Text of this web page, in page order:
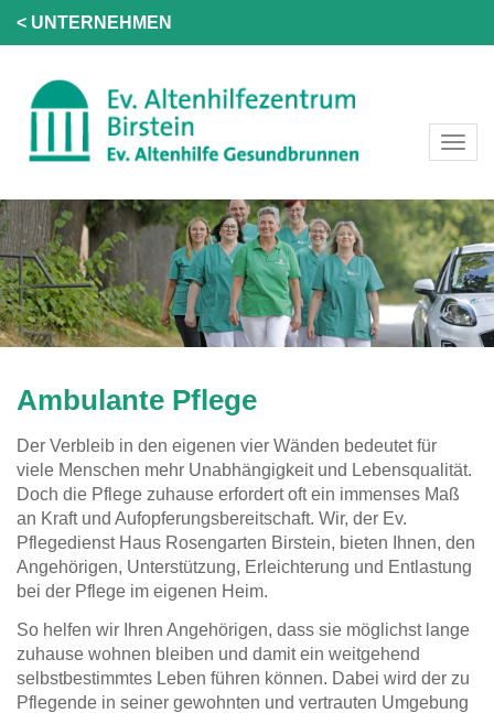
< UNTERNEHMEN
Ambulante Pflege
Der Verbleib in den eigenen vier Wänden bedeutet für
viele Menschen mehr Unabhängigkeit und Lebensqualität.
Doch die Pflege zuhause erfordert oft ein immenses Maß
an Kraft und Aufopferungsbereitschaft. Wir, der Ev.
Pflegedienst Haus Rosengarten Birstein, bieten Ihnen, den
Angehörigen, Unterstützung, Erleichterung und Entlastung
bei der Pflege im eigenen Heim.
So helfen wir Ihren Angehörigen, dass sie möglichst lange
zuhause wohnen bleiben und damit ein weitgehend
selbstbestimmtes Leben führen können. Dabei wird der zu
Pflegende in seiner gewohnten und vertrauten Umgebung